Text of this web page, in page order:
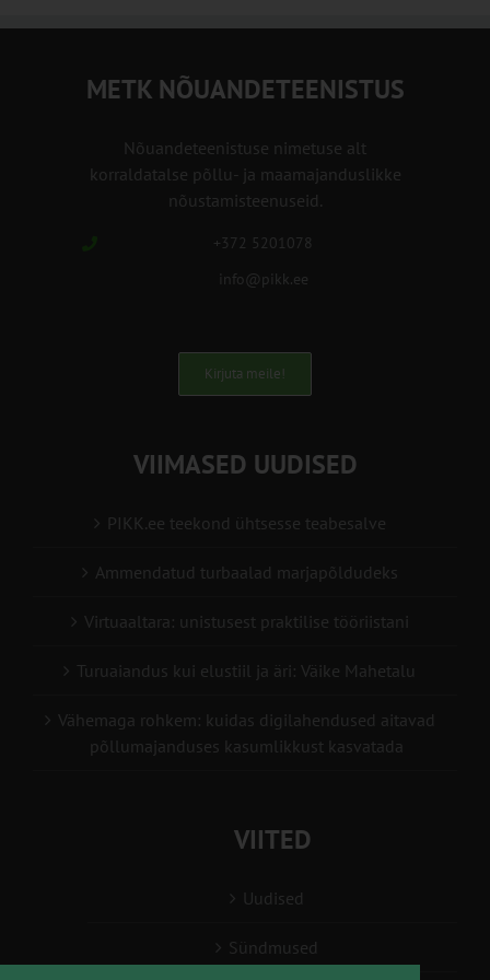
METK NÕUANDETEENISTUS
Nõuandeteenistuse nimetuse alt
korraldatalse põllu- ja maamajanduslikke
nõustamisteenuseid.
+372 5201078
info@pikk.ee
Kirjuta meile!
VIIMASED UUDISED
PIKK.ee teekond ühtsesse teabesalve
Ammendatud turbaalad marjapõldudeks
Virtuaaltara: unistusest praktilise tööriistani
Turuaiandus kui elustiil ja äri: Väike Mahetalu
Vähemaga rohkem: kuidas digilahendused aitavad
põllumajanduses kasumlikkust kasvatada
VIITED
Uudised
Sündmused